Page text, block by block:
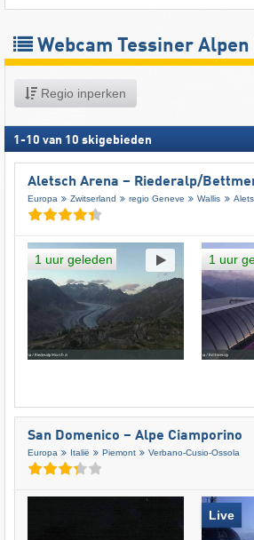
Webcam Tessiner Alpen
Regio inperken
1 -10 van 10 skigebieden
Aletsch Arena – Riederalp/​
Europa Zwitserland regio Geneve Wallis
1 uur geleden 1 uur
San Domenico – Alpe Ciamporino
Europa Italië Piemont Verbano-Cusio-Ossola
Live